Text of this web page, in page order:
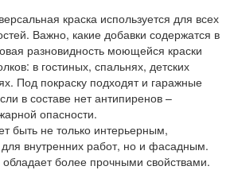
краска используется для всех
Важно, какие добавки содержатся в
разновидность моющейся краски
в гостиных, спальнях, детских
Под покраску подходят и гаражные
в составе нет антипиренов –
опасности.
быть не только интерьерным,
внутренних работ, но и фасадным.
более прочными свойствами.